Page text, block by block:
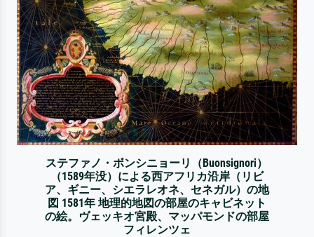
ステファノ・ボンシニョーリ（Buonsignori）
（1589年没）による西アフリカ沿岸（リビ
ア、ギニー、シエラレオネ、セネガル）の地
図 1581年 地理的地図の部屋のキャビネット
の絵。ヴェッキオ宮殿、マッパモンドの部屋
フィレンツェ